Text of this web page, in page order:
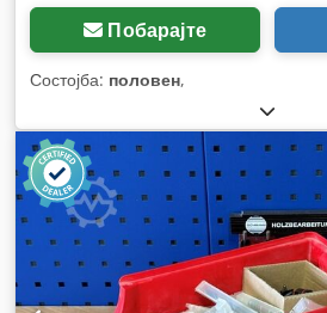
Побарајте
Состојба: половен,